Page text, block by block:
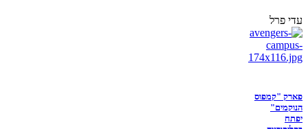
עדי פרל
פארק "קמפוס
הנוקמים"
יפתח